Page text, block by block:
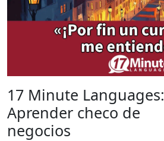
17 Minute Languages:
Aprender checo de
negocios